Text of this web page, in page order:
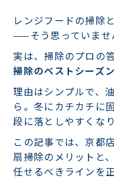
レンジフードの掃除
——そう思っていませ
実は、掃除のプロの
掃除のベストシーズン
理由はシンプルで、
ら。冬にカチカチに
段に落としやすくなり
この記事では、京都
扇掃除のメリットと
任せるべきラインを